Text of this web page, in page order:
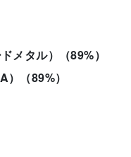
メタル）（89%）
（89%）